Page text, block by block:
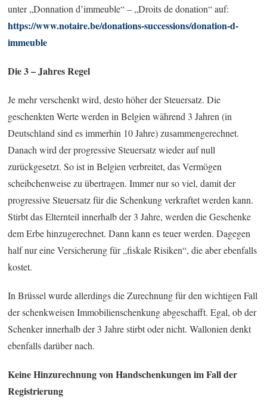
unter „Donnation d’immeuble“ – „Droits de donation“ auf:
https://www.notaire.be/donations-successions/donation-d-
immeuble
Die 3 – Jahres Regel
Je mehr verschenkt wird, desto höher der Steuersatz. Die
geschenkten Werte werden in Belgien während 3 Jahren (in
Deutschland sind es immerhin 10 Jahre) zusammengerechnet.
Danach wird der progressive Steuersatz wieder auf null
zurückgesetzt. So ist in Belgien verbreitet, das Vermögen
scheibchenweise zu übertragen. Immer nur so viel, damit der
progressive Steuersatz für die Schenkung verkraftet werden kann.
Stirbt das Elternteil innerhalb der 3 Jahre, werden die Geschenke
dem Erbe hinzugerechnet. Dann kann es teuer werden. Dagegen
half nur eine Versicherung für „fiskale Risiken“, die aber ebenfalls
kostet.
In Brüssel wurde allerdings die Zurechnung für den wichtigen Fall
der schenkweisen Immobilienschenkung abgeschafft. Egal, ob der
Schenker innerhalb der 3 Jahre stirbt oder nicht. Wallonien denkt
ebenfalls darüber nach.
Keine Hinzurechnung von Handschenkungen im Fall der
Registrierung